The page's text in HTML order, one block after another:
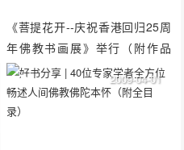
《菩提花开--庆祝香港回归25周
年佛教书画展》举行（附作品
图）
2009-04-01